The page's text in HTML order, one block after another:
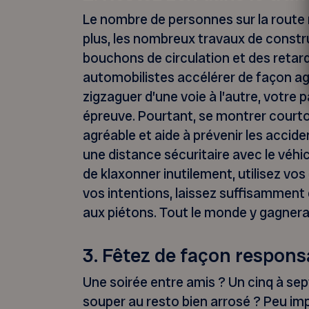
Le nombre de personnes sur la route
plus, les nombreux travaux de
bouchons de circulation et des
automobilistes accélérer de façon
zigzaguer d’une voie à l’autre, votre
épreuve. Pourtant, se montrer
agréable et aide à prévenir les
une distance sécuritaire avec le
de klaxonner inutilement, utilisez
vos intentions, laissez suffisamment
aux piétons. Tout le monde y
3. Fêtez de façon
Une soirée entre amis ? Un cinq à
souper au resto bien arrosé ? Peu